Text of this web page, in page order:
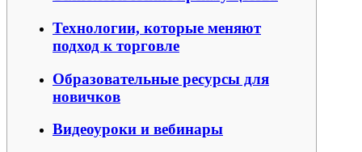
Технологии, которые меняют
подход к торговле
Образовательные ресурсы для
новичков
Видеоуроки и вебинары